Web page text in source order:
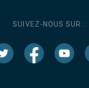
SUIVEZ-NOUS SUR :